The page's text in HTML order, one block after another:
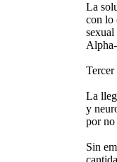
La
con lo
Tercer
La
y
por no
Sin